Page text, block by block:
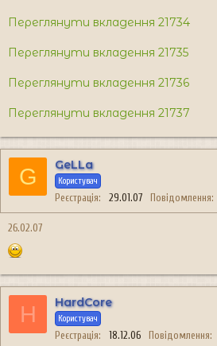
Переглянути вкладення 21734
Переглянути вкладення 21735
Переглянути вкладення 21736
Переглянути вкладення 21737
G GeLLa
Користувач
Реєстрація 29.01.07 Повідомлення
26.02.07
H HardCore
Користувач
Реєстрація 18.12.06 Повідомлення